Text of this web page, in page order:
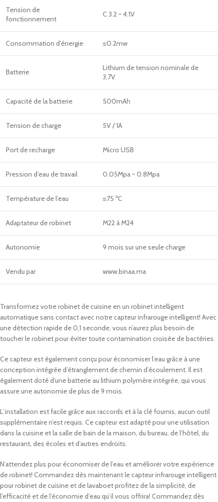
Tension de
fonctionnement
C 3.2 ~ 4.1V
Consommation d'énergie ≤0.2mw
Batterie
Lithium de tension nominale de
3,7V
Capacité de la batterie 500mAh
Tension de charge 5V / 1A
Port de recharge Micro USB
Pression d’eau de travail 0.05Mpa ~ 0.8Mpa
Température de l’eau ≤75 ℃
Adaptateur de robinet M22 à M24
Autonomie 9 mois sur une seule charge
Vendu par www.binaa.ma
Transformez votre robinet de cuisine en un robinet intelligent
automatique sans contact avec notre capteur infrarouge intelligent! Avec
une détection rapide de 0,1 seconde, vous n’aurez plus besoin de
toucher le robinet pour éviter toute contamination croisée de bactéries.
Ce capteur est également conçu pour économiser l’eau grâce à une
conception intégrée d’étranglement de chemin d’écoulement. Il est
également doté d’une batterie au lithium polymère intégrée, qui vous
assure une autonomie de plus de 9 mois.
L’installation est facile grâce aux raccords et à la clé fournis, aucun outil
supplémentaire n’est requis. Ce capteur est adapté pour une utilisation
dans la cuisine et la salle de bain de la maison, du bureau, de l’hôtel, du
restaurant, des écoles et d’autres endroits.
N’attendez plus pour économiser de l’eau et améliorer votre expérience
de robinet! Commandez dès maintenant le capteur infrarouge intelligent
pour robinet de cuisine et de lavaboet profitez de la simplicité, de
l’efficacité et de l’économie d’eau qu’il vous offrira! Commandez dès